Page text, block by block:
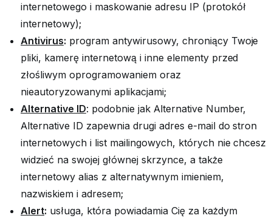
internetowego i maskowanie adresu IP (protokół
internetowy);
Antivirus: program antywirusowy, chroniący Twoje
pliki, kamerę internetową i inne elementy przed
złośliwym oprogramowaniem oraz
nieautoryzowanymi aplikacjami;
Alternative ID: podobnie jak Alternative Number,
Alternative ID zapewnia drugi adres e-mail do stron
internetowych i list mailingowych, których nie chcesz
widzieć na swojej głównej skrzynce, a także
internetowy alias z alternatywnym imieniem,
nazwiskiem i adresem;
Alert: usługa, która powiadamia Cię za każdym